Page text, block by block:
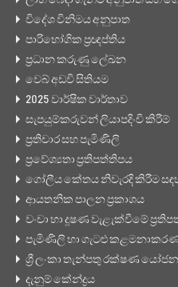
විදේශ විනිමය අනුපාත
පාරිභෝගික ප්‍රඥප්තිය
ප්‍රධාන කරුණු ලේඛන
වෙබ් අඩවි සිතියම
2025 වාර්ෂික වාර්තාව
සැපයුම්කරුවන් ලියාපදිංචි කිරීම්
ප්‍රතිචාර සහ පැමිණිලි
ප්‍රවේශ්‍යතා ප්‍රතිපත්තිපය
ගෝලීය කේතය නිවැරදි කිරීම
ආයතනික පාලන ප්‍රකාශය
වංචා හා දූෂණ වැළැක්වීමේ
පැමිණිලි හා ගැටළු කළමනාකරණ
ශ්‍රී ලංකා තැන්පතු රක්ෂණ
දැනුම් කේන්ද්‍රය